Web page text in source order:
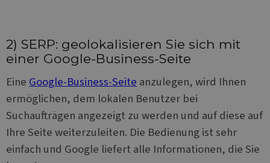
2) SERP: geolokalisieren Sie sich mit
einer Google-Business-Seite
Eine Google-Business-Seite anzulegen, wird Ihnen
ermöglichen, dem lokalen Benutzer bei
Suchaufträgen angezeigt zu werden und auf diese auf
Ihre Seite weiterzuleiten. Die Bedienung ist sehr
einfach und Google liefert alle Informationen, die Sie